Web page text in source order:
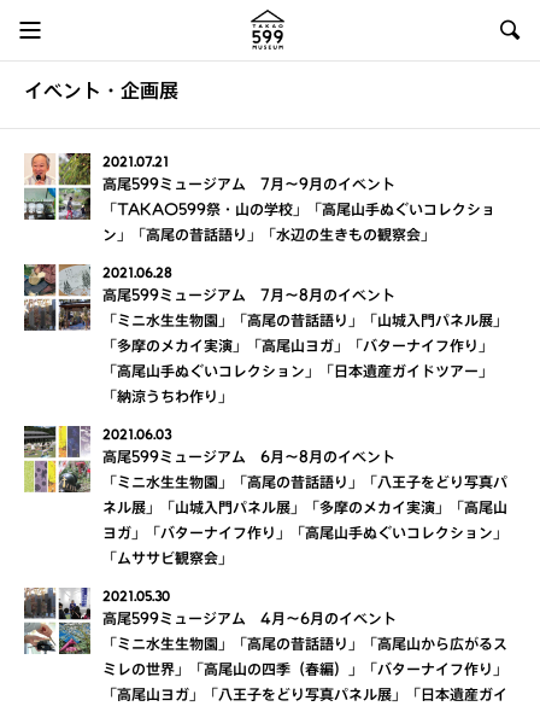
イベント・企画展
2021.07.21
高尾599ミュージアム 7月～9月のイベント
「TAKAO599祭・山の学校」「高尾山手ぬぐいコレクショ
ン」「高尾の昔話語り」「水辺の生きもの観察会」
2021.06.28
高尾599ミュージアム 7月～8月のイベント
「ミニ水生生物園」「高尾の昔話語り」「山城入門パネル展」
「多摩のメカイ実演」「高尾山ヨガ」「バターナイフ作り」
「高尾山手ぬぐいコレクション」「日本遺産ガイドツアー」
「納涼うちわ作り」
2021.06.03
高尾599ミュージアム 6月～8月のイベント
「ミニ水生生物園」「高尾の昔話語り」「八王子をどり写真パ
ネル展」「山城入門パネル展」「多摩のメカイ実演」「高尾山
ヨガ」「バターナイフ作り」「高尾山手ぬぐいコレクション」
「ムササビ観察会」
2021.05.30
高尾599ミュージアム 4月～6月のイベント
「ミニ水生生物園」「高尾の昔話語り」「高尾山から広がるス
ミレの世界」「高尾山の四季（春編）」「バターナイフ作り」
「高尾山ヨガ」「八王子をどり写真パネル展」「日本遺産ガイ